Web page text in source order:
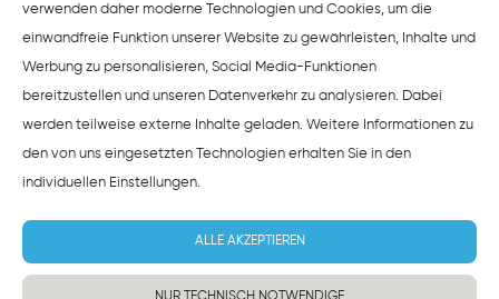
verwenden daher moderne Technologien und Cookies, um die
einwandfreie Funktion unserer Website zu gewährleisten, Inhalte und
Werbung zu personalisieren, Social Media-Funktionen
bereitzustellen und unseren Datenverkehr zu analysieren. Dabei
werden teilweise externe Inhalte geladen. Weitere Informationen zu
den von uns eingesetzten Technologien erhalten Sie in den
individuellen Einstellungen.
ALLE AKZEPTIEREN